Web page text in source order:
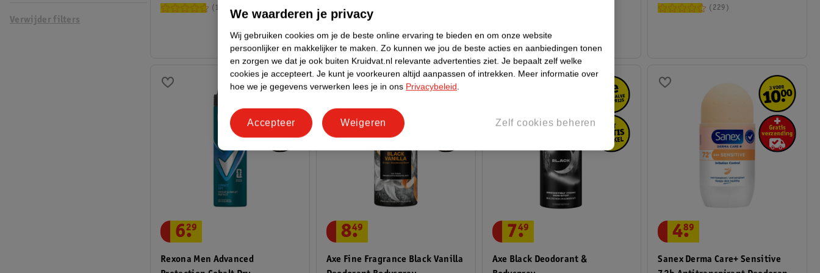
Verwijder filters
144 229
Rexona Men Advanced
6.
29
Axe Fine Fragrance Black Vanilla
8.
49
Axe Black Deodorant &
7.
49
Sanex Derma Care+ Sensitive
4.
89
We waarderen je privacy
Wij gebruiken cookies om je de beste online ervaring te bieden en om onze website
persoonlijker en makkelijker te maken. Zo kunnen we jou de beste acties en aanbiedingen tonen
en zorgen we dat je ook buiten Kruidvat.nl relevante advertenties ziet. Je bepaalt zelf welke
cookies je accepteert. Je kunt je voorkeuren altijd aanpassen of intrekken. Meer informatie over
hoe we je gegevens verwerken lees je in ons Privacybeleid.
Zelf cookies beheren
Weigeren
Accepteer